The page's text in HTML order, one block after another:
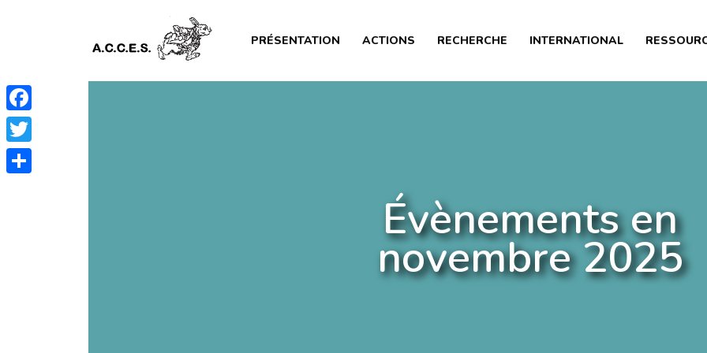
PRÉSENTATION ACTIONS RECHERCHE INTERNATIONAL
Évènements en
novembre 2025
ACTIONS
RECHERCHE
ARTICLES
Facebook
Twitter